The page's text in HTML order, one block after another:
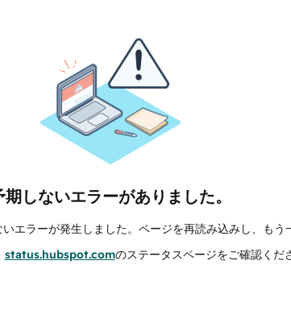
期しないエラーがありました。
エラーが発生しました。ページを再読み込みし、もう
status.hubspot.comのステータスページをご確認くだ